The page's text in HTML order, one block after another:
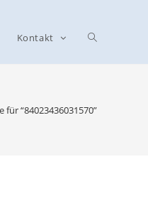
Kontakt
für“84023436031570”